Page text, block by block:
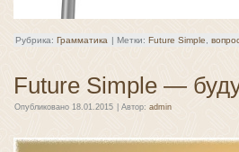
Рубрика: Грамматика | Метки: Future Simple
Future Simple —
Опубликовано 18.01.2015 Автор: admin